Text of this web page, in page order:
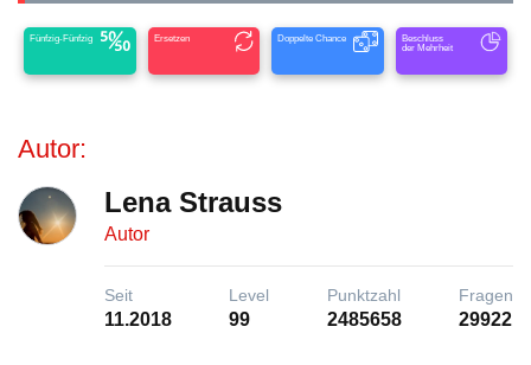
Fünfzig-Fünfzig Ersetzen Doppelte Chance
Beschluss
der Mehrheit
Autor:
Lena Strauss
Autor
Seit
11.2018
Level
99
Punktzahl
2485658
Fragen
29922